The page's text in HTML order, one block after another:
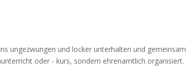
ungezwungen und locker unterhalten und gemeinsam
oder - kurs, sondern ehrenamtlich organisiert.